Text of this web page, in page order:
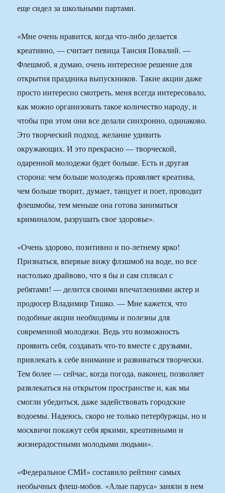
еще сидел за школьными партами.
«Мне очень нравится, когда что-либо делается
креативно, — считает певица Таисия Повалий. —
Флешмоб, я думаю, очень интересное решение для
открытия праздника выпускников. Такие акции даже
просто интересно смотреть, меня всегда интересовало,
как можно организовать такое количество народу, и
чтобы при этом они все делали синхронно, одинаково.
Это творческий подход, желание удивить
окружающих. И это прекрасно — творческой,
одаренной молодежи будет больше. Есть и другая
сторона: чем больше молодежь проявляет креатива,
чем больше творит, думает, танцует и поет, проводит
флешмобы, тем меньше она готова заниматься
криминалом, разрушать свое здоровье».
«Очень здорово, позитивно и по-летнему ярко!
Признаться, впервые вижу флэшмоб на воде, но все
настолько драйвово, что я бы и сам сплясал с
ребятами! — делится своими впечатлениями актер и
продюсер Владимир Тишко. — Мне кажется, что
подобные акции необходимы и полезны для
современной молодежи. Ведь это возможность
проявить себя, создавать что-то вместе с друзьями,
привлекать к себе внимание и развиваться творчески.
Тем более — сейчас, когда погода, наконец, позволяет
развлекаться на открытом пространстве и, как мы
смогли убедиться, даже задействовать городские
водоемы. Надеюсь, скоро не только петербуржцы, но и
москвичи покажут себя яркими, креативными и
жизнерадостными молодыми людьми».
«Федеральное СМИ» составило рейтинг самых
необычных флеш-мобов. «Алые паруса» заняли в нем